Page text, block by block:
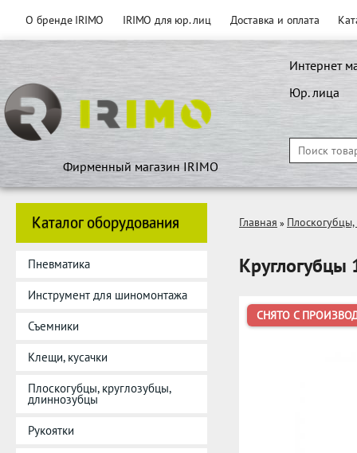
О бренде IRIMO IRIMO для юр. лиц Доставка и оплата
Фирменный магазин IRIMO
Интернет
Юр. лица
Каталог оборудования
Пневматика
Инструмент для шиномонтажа
Съемники
Клещи, кусачки
Плоскогубцы, круглозубцы,
длиннозубцы
Рукоятки
Главная »
СНЯТО С